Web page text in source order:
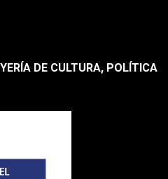
DE CULTURA, POLÍTICA